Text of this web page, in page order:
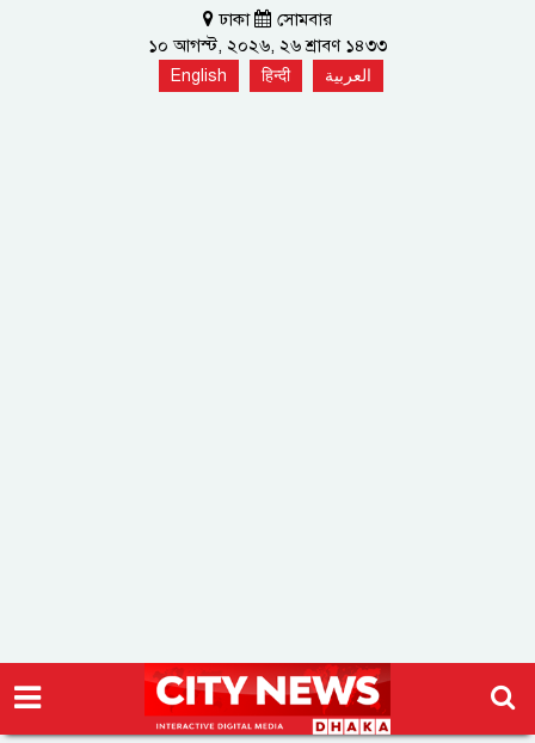
ঢাকা
সোমবার
১০ আগস্ট, ২০২৬, ২৬ শ্রাবণ ১৪৩৩
English हिन्दी العربية